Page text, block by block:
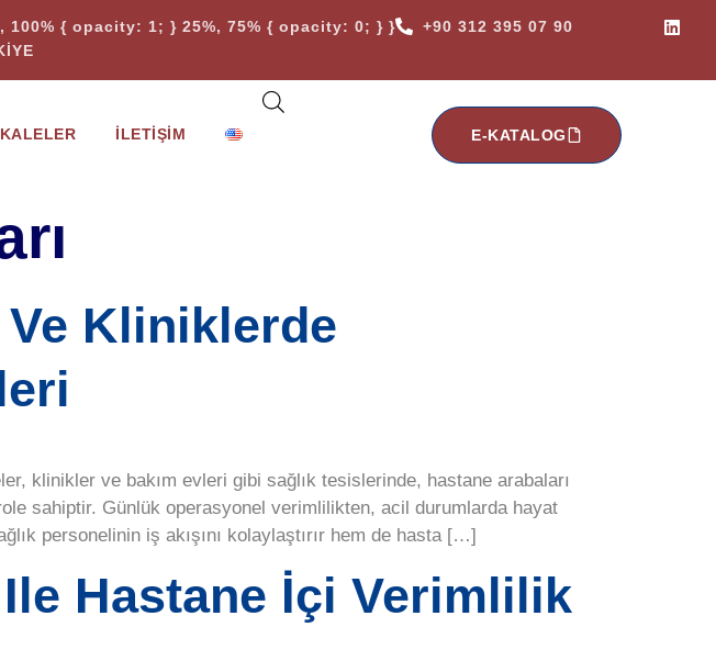
{ opacity: 1; } 25%, 75% { opacity: 0; } }
+90 312 395 07 90
İLETIŞIM E-KATALOG
Kliniklerde
klinikler ve bakım evleri gibi sağlık tesislerinde, hastane arabaları
sahiptir. Günlük operasyonel verimlilikten, acil durumlarda hayat
personelinin iş akışını kolaylaştırır hem de hasta […]
Hastane İçi Verimlilik